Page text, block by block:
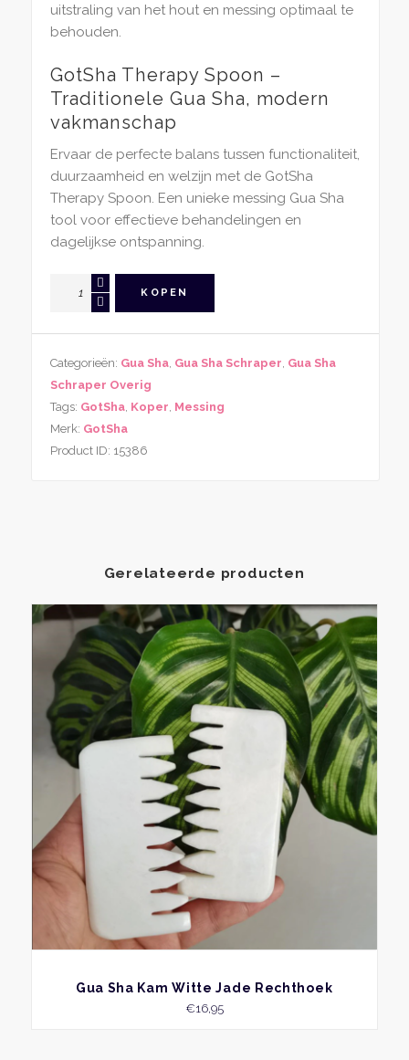
uitstraling van het hout en messing optimaal te
behouden.
GotSha Therapy Spoon –
Traditionele Gua Sha, modern
vakmanschap
Ervaar de perfecte balans tussen functionaliteit,
duurzaamheid en welzijn met de GotSha
Therapy Spoon. Een unieke messing Gua Sha
tool voor effectieve behandelingen en
dagelijkse ontspanning.
KOPEN
Categorieën: Gua Sha, Gua Sha Schraper Gua Sha
Schraper Overig
Tags: GotSha, Koper Messing
Merk: GotSha
Product ID: 15386
Gerelateerde producten
BEKIJK
Gua Sha Kam Witte Jade Rechthoek
€16,95